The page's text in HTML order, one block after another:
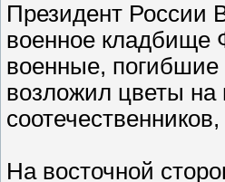
Президент России
военное кладбище
военные, погибшие
возложил цветы на
На восточной